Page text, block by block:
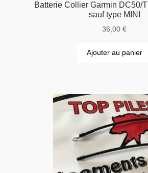
Batterie Collier Garmin DC50/
sauf type MINI
36,00 €
Ajouter au panier